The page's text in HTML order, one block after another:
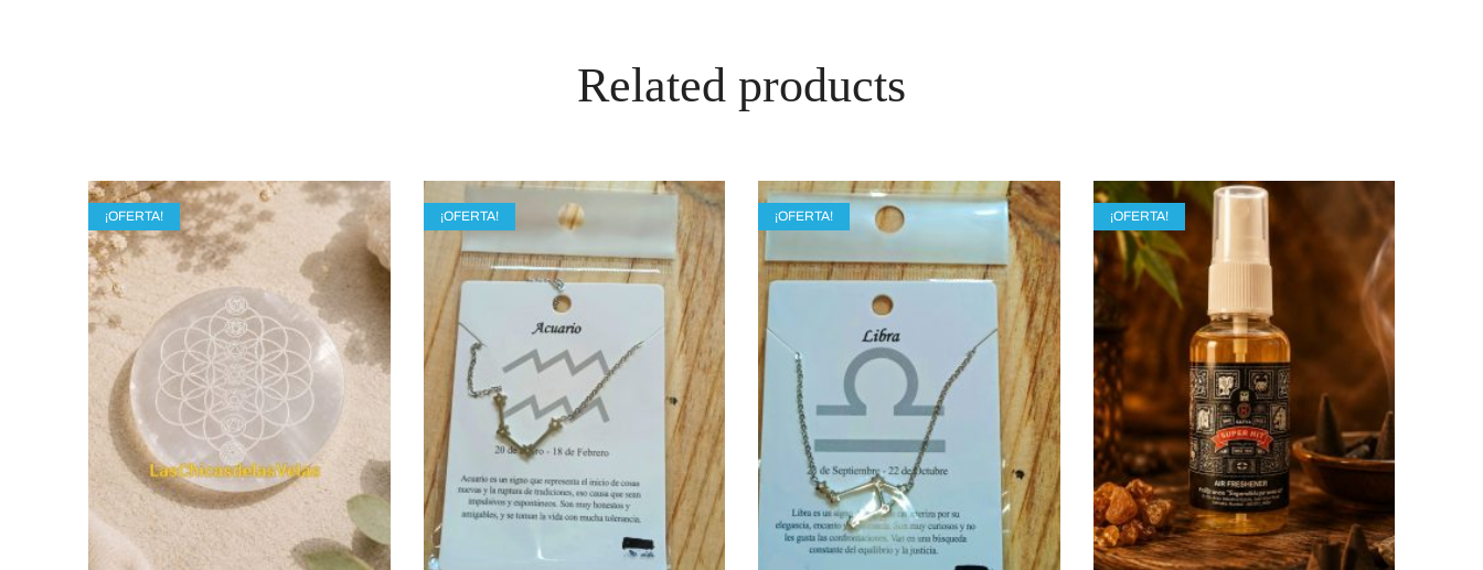
Related products
¡OFERTA! ¡OFERTA! ¡OFERTA! ¡OFERTA!